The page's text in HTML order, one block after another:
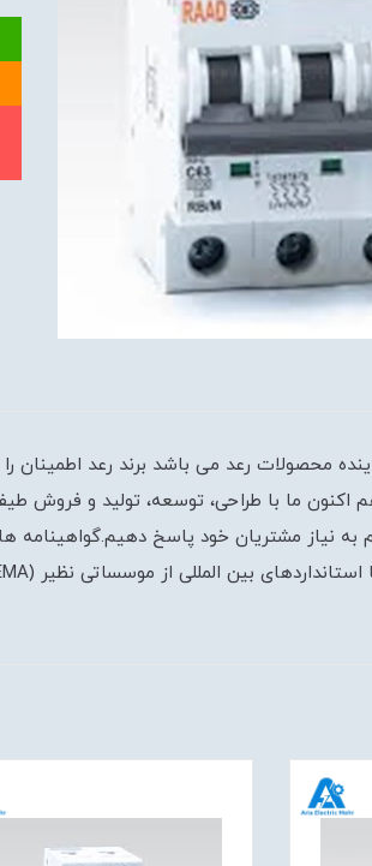
ما با طراحی، توسعه، تولید و فروش طیف
به نیاز مشتریان خود پاسخ